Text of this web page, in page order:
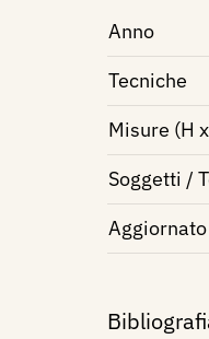
Anno
Tecniche
Misure (H
Soggetti /